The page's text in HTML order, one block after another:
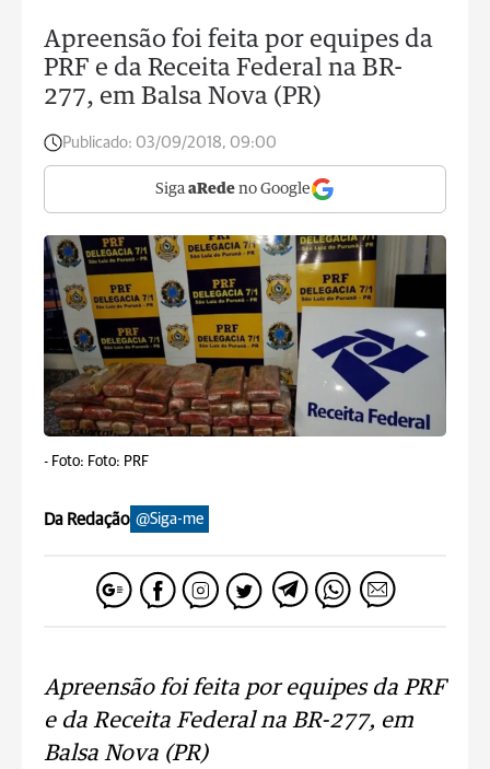
Apreensão foi feita por equipes da
PRF e da Receita Federal na BR-
277, em Balsa Nova (PR)
Publicado: 03/09/2018, 09:00
Siga aRede no Google
- Foto: Foto: PRF
Da Redação @Siga-me
Apreensão foi feita por equipes da PRF
e da Receita Federal na BR-277, em
Balsa Nova (PR)